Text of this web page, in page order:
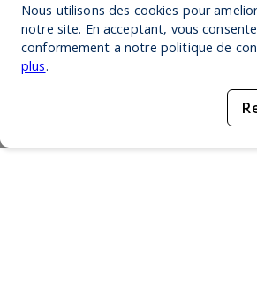
Nous utilisons des cookies pour
notre site. En acceptant, vous
conformement a notre politique de
plus.